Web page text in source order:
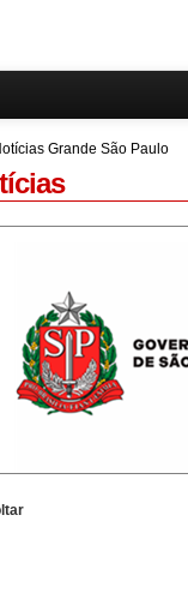
Grande São Paulo